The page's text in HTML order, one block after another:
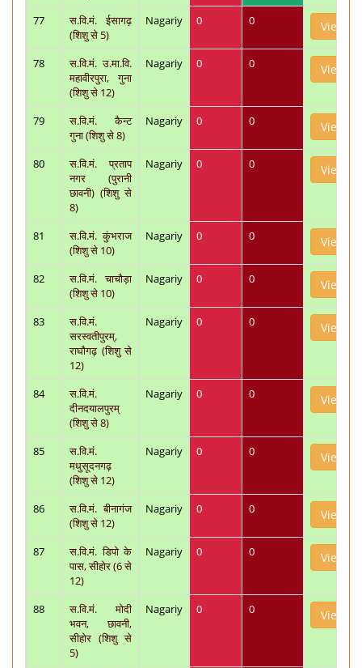
77
स.वि.मं. ईसागढ़
(शिशु से 5)
Nagariy 0 0 View
78
स.वि.मं. उ.मा.वि.
महावीरपुरा, गुना
(शिशु से 12)
Nagariy 0 0 View
79
स.वि.मं. कैन्ट
गुना (शिशु से 8)
Nagariy 0 0 View
80
स.वि.मं. प्रताप
नगर (पुरानी
छावनी) (शिशु से
8)
Nagariy 0 0 View
81
स.वि.मं. कुंभराज
(शिशु से 10)
Nagariy 0 0 View
82
स.वि.मं. चाचौड़ा
(शिशु से 10)
Nagariy 0 0 View
83
स.वि.मं.
सरस्वतीपुरम्,
राघौगढ़ (शिशु से
12)
Nagariy 0 0 View
84
स.वि.मं.
दीनदयालपुरम्
(शिशु से 8)
Nagariy 0 0 View
85
स.वि.मं.
मधुसूदनगढ़
(शिशु से 12)
Nagariy 0 0 View
86
स.वि.मं. बीनागंज
(शिशु से 12)
Nagariy 0 0 View
87
स.वि.मं. डिपो के
पास, सीहोर (6 से
12)
Nagariy 0 0 View
88
स.वि.मं. मोदी
भवन, छावनी,
सीहोर (शिशु से
5)
Nagariy 0 0 View